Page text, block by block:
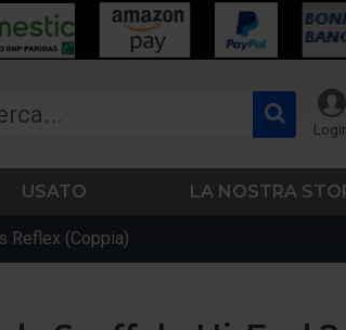
USATO LA NOSTRA
Reflex (Coppia)